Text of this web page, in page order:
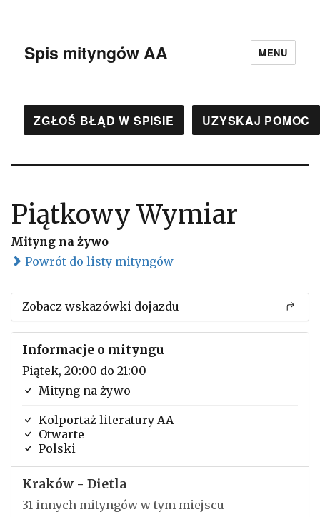
Spis mityngów AA MENU
ZGŁOŚ BŁĄD W SPISIE UZYSKAJ POMOC
Piątkowy Wymiar
Mityng na żywo
Powrót do listy mityngów
Zobacz wskazówki dojazdu
Informacje o mityngu
Piątek, 20:00 do 21:00
Mityng na żywo
Kolportaż literatury AA
Otwarte
Polski
Kraków - Dietla
31 innych mityngów w tym miejscu